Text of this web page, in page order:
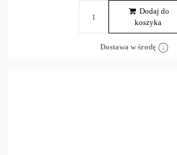
Dodaj do
koszyka
Dostawa w środę